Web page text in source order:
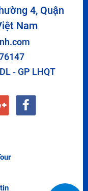
4, Quận
Nam
- GP LHQT